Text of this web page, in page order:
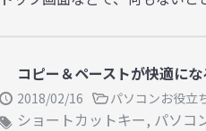
コピー＆ペーストが快適に
2018/02/16 パソコンお役立
ショートカットキー, パソコ